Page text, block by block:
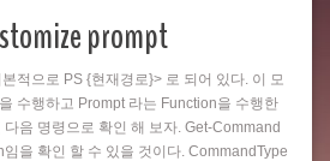
prompt
적으로 PS {현재경로}> 로 되어 있다. 이 모
수행하고 Prompt 라는 Function을 수행한
음 명령으로 확인 해 보자. Get-Command
을 확인 할 수 있을 것이다. CommandType